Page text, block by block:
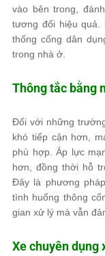
vào bên trong,
tương đối hiệu quả.
thống cống dân
trong nhà ở.
Thông tắc bằng
Đối với những
khó tiếp cận hơn,
phù hợp. Áp lực
hơn, đồng thời hỗ
Đây là phương
tình huống thông
gian xử lý mà vẫn
Xe chuyên dụng